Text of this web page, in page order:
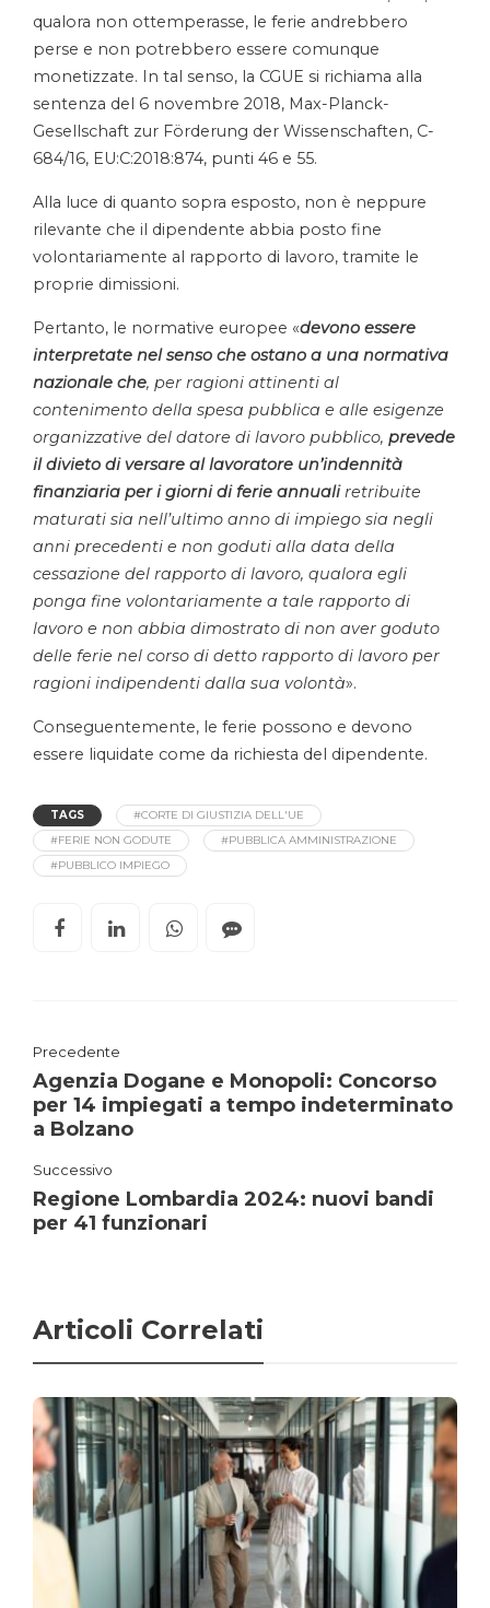
qualora non ottemperasse, le ferie andrebbero
perse e non potrebbero essere comunque
monetizzate. In tal senso, la CGUE si richiama alla
sentenza del 6 novembre 2018, Max-Planck-
Gesellschaft zur Förderung der Wissenschaften, C-
684/16, EU:C:2018:874, punti 46 e 55.
Alla luce di quanto sopra esposto, non è neppure
rilevante che il dipendente abbia posto fine
volontariamente al rapporto di lavoro, tramite le
proprie dimissioni.
Pertanto, le normative europee «devono essere
interpretate nel senso che ostano a una normativa
nazionale che, per ragioni attinenti al
contenimento della spesa pubblica e alle esigenze
organizzative del datore di lavoro pubblico, prevede
il divieto di versare al lavoratore un’indennità
finanziaria per i giorni di ferie annualiretribuite
maturati sia nell’ultimo anno di impiego sia negli
anni precedenti e non goduti alla data della
cessazione del rapporto di lavoro, qualora egli
ponga fine volontariamente a tale rapporto di
lavoro e non abbia dimostrato di non aver goduto
delle ferie nel corso di detto rapporto di lavoro per
ragioni indipendenti dalla sua volontà».
Conseguentemente, le ferie possono e devono
essere liquidate come da richiesta del dipendente.
TAGS
#CORTE DI GIUSTIZIA DELL'UE
#FERIE NON GODUTE
#PUBBLICA AMMINISTRAZIONE
#PUBBLICO IMPIEGO
Precedente
Agenzia Dogane e Monopoli: Concorso
per 14 impiegati a tempo indeterminato
a Bolzano
Successivo
Regione Lombardia 2024: nuovi bandi
per 41 funzionari
Articoli Correlati